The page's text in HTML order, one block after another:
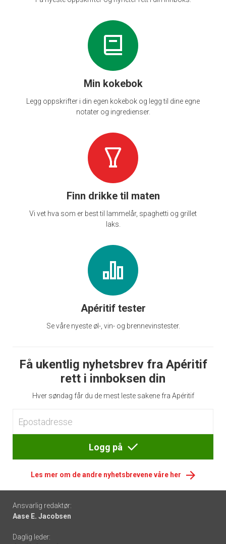
Min kokebok
Legg oppskrifter i din egen kokebok og legg til dine egne
notater og ingredienser.
Finn drikke til maten
Vi vet hva som er best til lammelår, spaghetti og grillet
laks.
Apéritif tester
Se våre nyeste øl-, vin- og brennevinstester.
Få ukentlig nyhetsbrev fra Apéritif
rett i innboksen din
Hver søndag får du de mest leste sakene fra Apéritif
Logg på
Les mer om de andre nyhetsbrevene våre her
Footer
-
Ansvarlig redaktør:
Aase E. Jacobsen
Daglig leder: